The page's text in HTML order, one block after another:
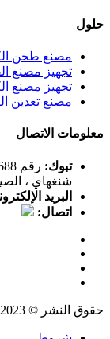
حلول
مصنع طحن
تجهيز مصنع
تجهيز مصنع
مصنع تعدين
معلومات الاتصال
تبوك:
شنغهاي ،
البريد
اتصال:
حقوق النشر © 2023.ANADA كل الحقوق محفوظة.